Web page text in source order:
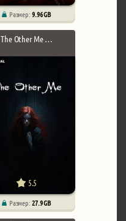
Размер:9.96 GB
The Other Me …
5.5
Размер:27.9 GB